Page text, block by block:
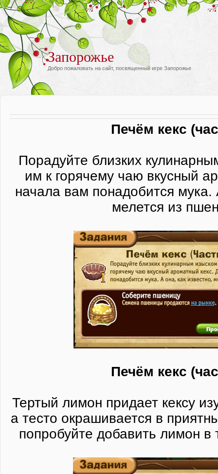
Запорожье
Добро пожаловать на сайт, посвященный игре Запорожье
Печём кекс
Порадуйте близких
им к горячему чаю вкусный
начала вам понадобится мука.
мелется из
Печём кекс
Тертый лимон придает кексу
а тесто окрашивается в
попробуйте добавить лимон в